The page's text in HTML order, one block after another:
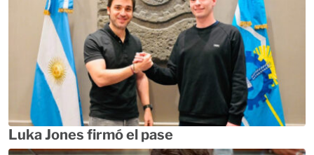
Luka Jones firmó el pase